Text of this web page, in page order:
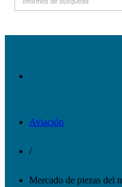
Aviación
/
Mercado de piezas del